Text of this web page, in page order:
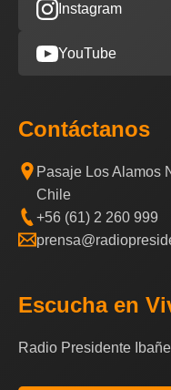
Instagram
YouTube
Contáctanos
Pasaje Los Alamos
Chile
+56 (61) 2 260 999
Escucha en
Radio Presidente